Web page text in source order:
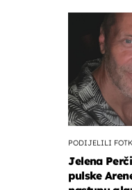
PODIJELILI
Jelena
pulske